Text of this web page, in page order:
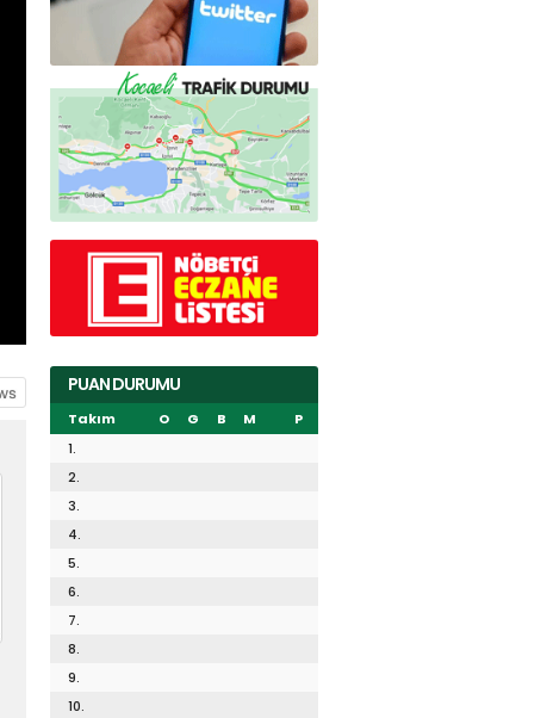
PUAN DURUMU
Takım O G B M
P
1.
2.
3.
4.
5.
6.
7.
8.
9.
10.